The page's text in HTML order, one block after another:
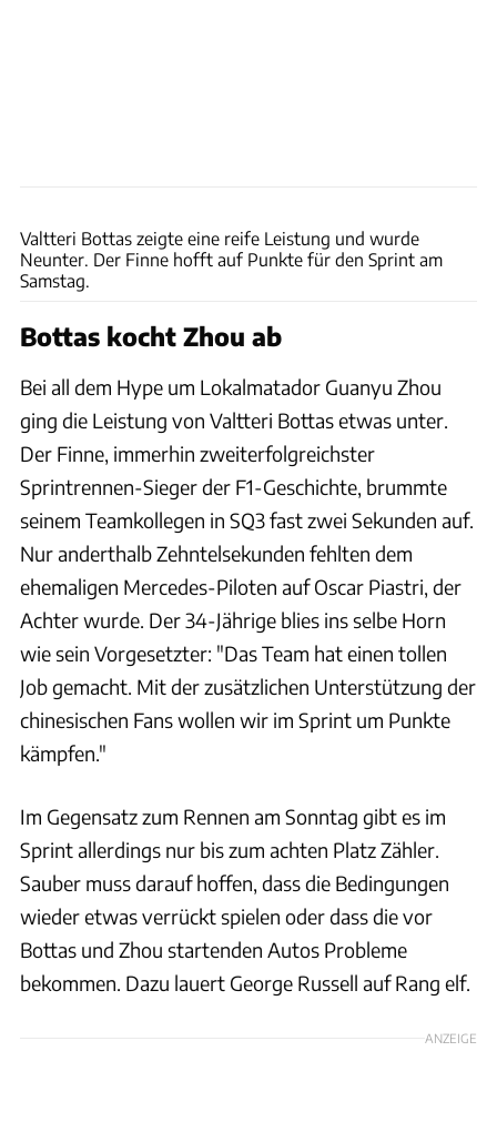
Valtteri Bottas zeigte eine reife Leistung und wurde
Neunter. Der Finne hofft auf Punkte für den Sprint am
Samstag.
Bottas kocht Zhou ab
Bei all dem Hype um Lokalmatador Guanyu Zhou
ging die Leistung von Valtteri Bottas etwas unter.
Der Finne, immerhin zweiterfolgreichster
Sprintrennen-Sieger der F1-Geschichte, brummte
seinem Teamkollegen in SQ3 fast zwei Sekunden auf.
Nur anderthalb Zehntelsekunden fehlten dem
ehemaligen Mercedes-Piloten auf Oscar Piastri, der
Achter wurde. Der 34-Jährige blies ins selbe Horn
wie sein Vorgesetzter: "Das Team hat einen tollen
Job gemacht. Mit der zusätzlichen Unterstützung der
chinesischen Fans wollen wir im Sprint um Punkte
kämpfen."
Im Gegensatz zum Rennen am Sonntag gibt es im
Sprint allerdings nur bis zum achten Platz Zähler.
Sauber muss darauf hoffen, dass die Bedingungen
wieder etwas verrückt spielen oder dass die vor
Bottas und Zhou startenden Autos Probleme
bekommen. Dazu lauert George Russell auf Rang elf.
ANZEIGE